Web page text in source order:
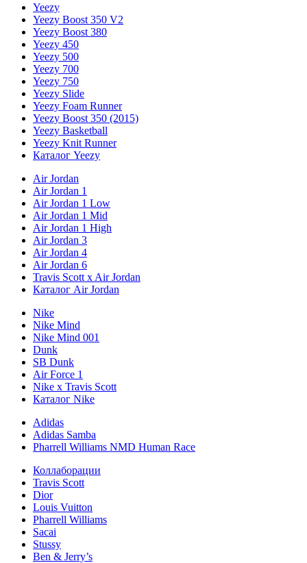
Yeezy
Yeezy Boost 350 V2
Yeezy Boost 380
Yeezy 450
Yeezy 500
Yeezy 700
Yeezy 750
Yeezy Slide
Yeezy Foam Runner
Yeezy Boost 350 (2015)
Yeezy Basketball
Yeezy Knit Runner
Каталог Yeezy
Air Jordan
Air Jordan 1
Air Jordan 1 Low
Air Jordan 1 Mid
Air Jordan 1 High
Air Jordan 3
Air Jordan 4
Air Jordan 6
Travis Scott x Air Jordan
Каталог Air Jordan
Nike
Nike Mind
Nike Mind 001
Dunk
SB Dunk
Air Force 1
Nike x Travis Scott
Каталог Nike
Adidas
Adidas Samba
Pharrell Williams NMD Human Race
Коллаборации
Travis Scott
Dior
Louis Vuitton
Pharrell Williams
Sacai
Stussy
Ben & Jerry’s